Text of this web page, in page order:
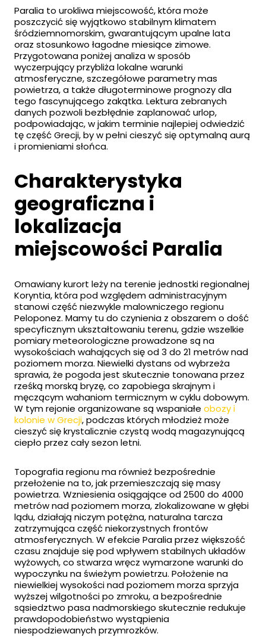
Paralia to urokliwa miejscowość, która może
poszczycić się wyjątkowo stabilnym klimatem
śródziemnomorskim, gwarantującym upalne lata
oraz stosunkowo łagodne miesiące zimowe.
Przygotowana poniżej analiza w sposób
wyczerpujący przybliża lokalne warunki
atmosferyczne, szczegółowe parametry mas
powietrza, a także długoterminowe prognozy dla
tego fascynującego zakątka. Lektura zebranych
danych pozwoli bezbłędnie zaplanować urlop,
podpowiadając, w jakim terminie najlepiej odwiedzić
tę część Grecji, by w pełni cieszyć się optymalną aurą
i promieniami słońca.
Charakterystyka
geograficzna i
lokalizacja
miejscowości Paralia
Omawiany kurort leży na terenie jednostki regionalnej
Koryntia, która pod względem administracyjnym
stanowi część niezwykle malowniczego regionu
Peloponez. Mamy tu do czynienia z obszarem o dość
specyficznym ukształtowaniu terenu, gdzie wszelkie
pomiary meteorologiczne prowadzone są na
wysokościach wahających się od 3 do 21 metrów nad
poziomem morza. Niewielki dystans od wybrzeża
sprawia, że pogoda jest skutecznie tonowana przez
rześką morską bryzę, co zapobiega skrajnym i
męczącym wahaniom termicznym w cyklu dobowym.
W tym rejonie organizowane są wspaniałe obozy i
kolonie w Grecji, podczas których młodzież może
cieszyć się krystalicznie czystą wodą magazynującą
ciepło przez cały sezon letni.
Topografia regionu ma również bezpośrednie
przełożenie na to, jak przemieszczają się masy
powietrza. Wzniesienia osiągające od 2500 do 4000
metrów nad poziomem morza, zlokalizowane w głębi
lądu, działają niczym potężna, naturalna tarcza
zatrzymująca część niekorzystnych frontów
atmosferycznych. W efekcie Paralia przez większość
czasu znajduje się pod wpływem stabilnych układów
wyżowych, co stwarza wręcz wymarzone warunki do
wypoczynku na świeżym powietrzu. Położenie na
niewielkiej wysokości nad poziomem morza sprzyja
wyższej wilgotności po zmroku, a bezpośrednie
sąsiedztwo pasa nadmorskiego skutecznie redukuje
prawdopodobieństwo wystąpienia
niespodziewanych przymrozków.